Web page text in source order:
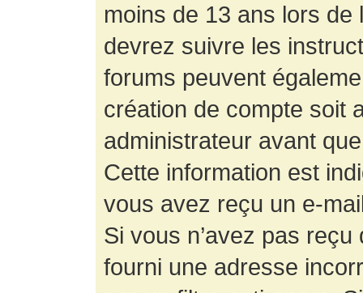
moins de 13 ans lors de
devrez suivre les
forums peuvent
création de compte soit
administrateur avant
Cette information est
vous avez reçu un e-
Si vous n’avez pas
fourni une adresse